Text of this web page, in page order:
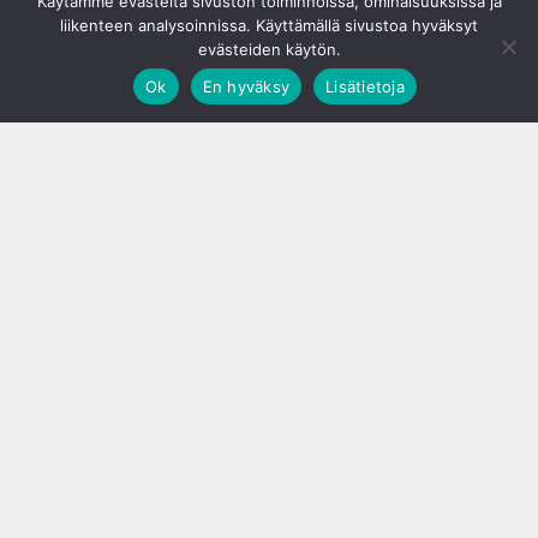
liikenteen analysoinnissa. Käyttämällä sivustoa hyväksyt
evästeiden käytön.
Ok
En hyväksy Lisätietoja